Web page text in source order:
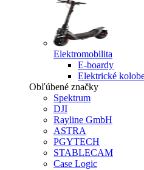
Elektromobilita
E-boardy
Elektrické
Obľúbené značky
Spektrum
DJI
Rayline GmbH
ASTRA
PGYTECH
STABLECAM
Case Logic